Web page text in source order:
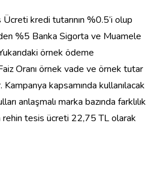
kredi tutarının %0.5‘i olup
%5 Banka Sigorta ve Muamele
örnek ödeme
Oranı örnek vade ve örnek tutar
Kampanya kapsamında kullanılacak
anlaşmalı marka bazında farklılık
rehin tesis ücreti 22,75 TLolarak